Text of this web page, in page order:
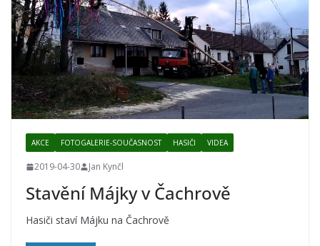
AKCE FOTOGALERIE-SOUČASNOST HASIČI VIDEA
2019-04-30 Jan Kynčl
Stavění Májky v Čachrově
Hasiči staví Májku na Čachrově